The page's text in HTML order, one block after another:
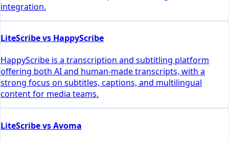
integration.
LiteScribe vs HappyScribe
HappyScribe is a transcription and subtitling platform
offering both AI and human-made transcripts, with a
strong focus on subtitles, captions, and multilingual
content for media teams.
LiteScribe vs Avoma